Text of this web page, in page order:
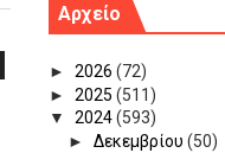
Αρχείο
► 2026 (72)
► 2025 (511)
▼ 2024(593)
►Δεκεμβρίου(50)